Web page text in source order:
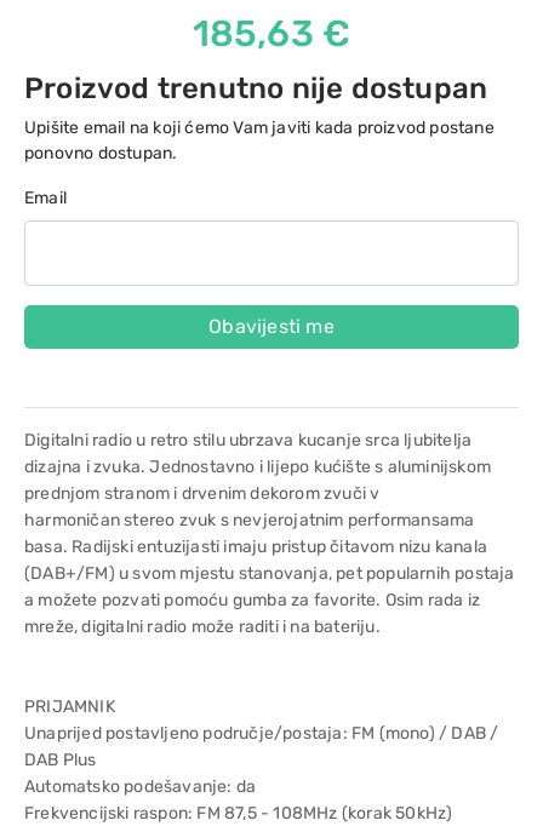
185,63 €
Proizvod trenutno nije dostupan
Upišite email na koji ćemo Vam javiti kada proizvod postane
ponovno dostupan.
Email
Obavijesti me
Digitalni radio u retro stilu ubrzava kucanje srca ljubitelja
dizajna i zvuka. Jednostavno i lijepo kućište s aluminijskom
prednjom stranom i drvenim dekorom zvuči v
harmoničan stereo zvuk s nevjerojatnim performansama
basa. Radijski entuzijasti imaju pristup čitavom nizu kanala
(DAB+/FM) u svom mjestu stanovanja, pet popularnih postaja
a možete pozvati pomoću gumba za favorite. Osim rada iz
mreže, digitalni radio može raditi i na bateriju.
PRIJAMNIK
Unaprijed postavljeno područje/postaja: FM (mono) / DAB /
DAB Plus
Automatsko podešavanje: da
Frekvencijski raspon: FM 87,5 - 108MHz (korak 50kHz)